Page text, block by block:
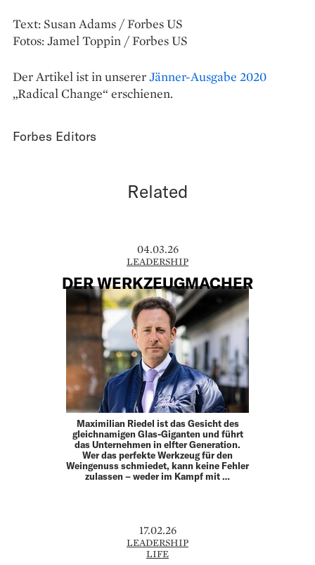
Text: Susan Adams / Forbes US
Fotos: Jamel Toppin / Forbes US
Der Artikel ist in unsererJänner-Ausgabe 2020
„Radical Change“ erschienen.
Forbes Editors
Related
04.03.26
LEADERSHIP
DER WERKZEUGMACHER
Maximilian Riedel ist das Gesicht des
gleichnamigen Glas-Giganten und führt
das Unternehmen in elfter Generation.
Wer das perfekte Werkzeug für den
Weingenuss ­schmiedet, kann keine Fehler
zulassen – weder im Kampf mit …
17.02.26
LEADERSHIP
LIFE